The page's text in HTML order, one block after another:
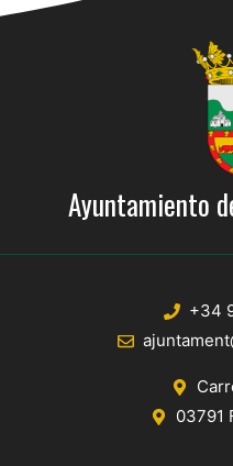
Ayuntamiento
+34
03791